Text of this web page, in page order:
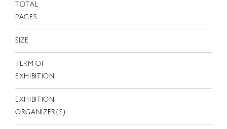
TOTAL
PAGES
SIZE
TERM OF
EXHIBITION
EXHIBITION
ORGANIZER(S)